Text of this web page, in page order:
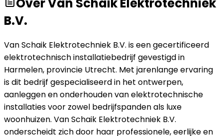
B.V.
Van Schaik Elektrotechniek B.V. is een gecertificeerd
elektrotechnisch installatiebedrijf gevestigd in
Harmelen, provincie Utrecht. Met jarenlange ervaring
is dit bedrijf gespecialiseerd in het ontwerpen,
aanleggen en onderhouden van elektrotechnische
installaties voor zowel bedrijfspanden als luxe
woonhuizen. Van Schaik Elektrotechniek B.V.
onderscheidt zich door haar professionele, eerlijke en